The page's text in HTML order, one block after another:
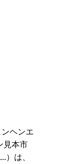
ヘンエ
見本市
）は、